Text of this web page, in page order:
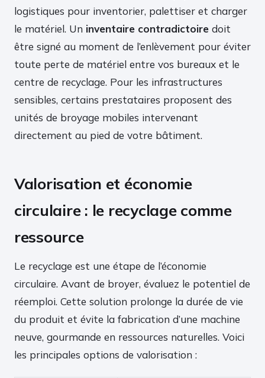
logistiques pour inventorier, palettiser et charger
le matériel. Un inventaire contradictoire doit
être signé au moment de l’enlèvement pour éviter
toute perte de matériel entre vos bureaux et le
centre de recyclage. Pour les infrastructures
sensibles, certains prestataires proposent des
unités de broyage mobiles intervenant
directement au pied de votre bâtiment.
Valorisation et économie
circulaire : le recyclage comme
ressource
Le recyclage est une étape de l’économie
circulaire. Avant de broyer, évaluez le potentiel de
réemploi. Cette solution prolonge la durée de vie
du produit et évite la fabrication d’une machine
neuve, gourmande en ressources naturelles. Voici
les principales options de valorisation :